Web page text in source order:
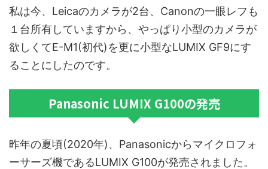
私は今、Leicaのカメラが2台、Canonの一眼レフも
１台所有していますから、やっぱり小型のカメラが
欲しくてE-M1(初代)を更に小型なLUMIX GF9にす
ることにしたのです。
Panasonic LUMIX G100の発売
昨年の夏頃(2020年)、Panasonicからマイクロフォ
ーサーズ機であるLUMIX G100が発売されました。